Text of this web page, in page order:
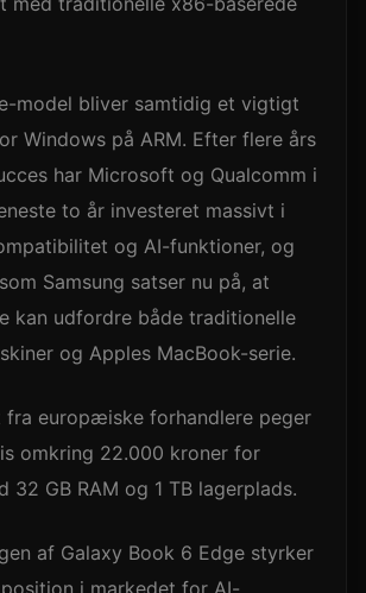
model bliver samtidig et vigtigt
Windows på ARM. Efter flere års
har Microsoft og Qualcomm i
to år investeret massivt i
og AI-funktioner, og
Samsung satser nu på, at
kan udfordre både traditionelle
og Apples MacBook-serie.
europæiske forhandlere peger
omkring 22.000 kroner for
32 GB RAM og 1 TB lagerplads.
af Galaxy Book 6 Edge styrker
position i markedet for AI-